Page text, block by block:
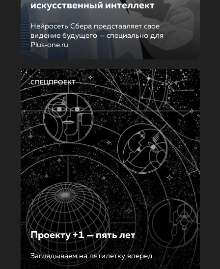
искусственный интеллект
Нейросеть Сбера представляет свое
видение будущего — специально для
Plus‑one.ru
СПЕЦПРОЕКТ
Проекту +1 — пять лет
Заглядываем на пятилетку вперед